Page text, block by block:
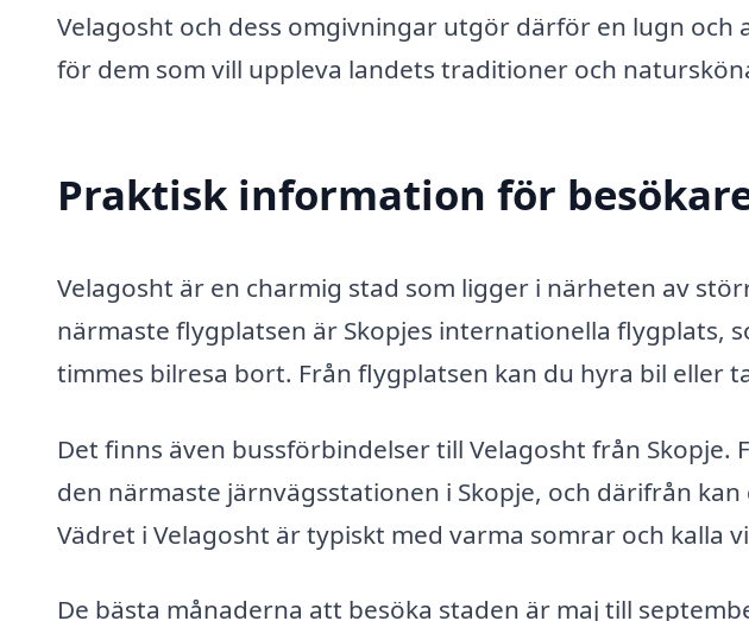
Velagosht och dess omgivningar utgör därför en lugn och
för dem som vill uppleva landets traditioner och
Praktisk information för
Velagosht är en charmig stad som ligger i närheten av
närmaste flygplatsen är Skopjes internationella flygplats,
timmes bilresa bort. Från flygplatsen kan du hyra bil eller
Det finns även bussförbindelser till Velagosht från Skopje.
den närmaste järnvägsstationen i Skopje, och därifrån
Vädret i Velagosht är typiskt med varma somrar och kalla
De bästa månaderna att besöka staden är maj till